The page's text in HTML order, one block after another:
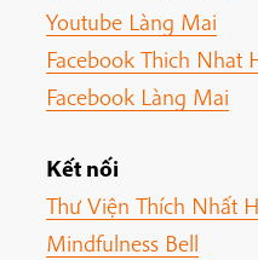
Youtube Làng Mai
Facebook Thich Nhat
Facebook Làng Mai
Kết nối
Thư Viện Thích Nhất
Mindfulness Bell